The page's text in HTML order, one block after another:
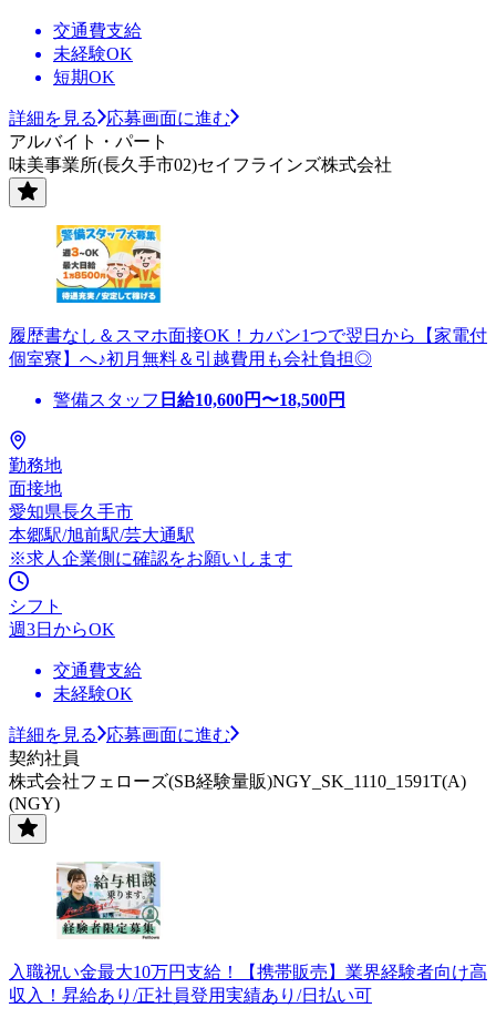
交通費支給
未経験OK
短期OK
詳細を見る
応募画面に進む
アルバイト・パート
味美事業所(長久手市02)セイフラインズ株式会社
履歴書なし＆スマホ面接OK！カバン1つで翌日から【家電付
個室寮】へ♪初月無料＆引越費用も会社負担◎
警備スタッフ 日給10,600円〜18,500円
勤務地
面接地
愛知県長久手市
本郷駅/旭前駅/芸大通駅
※求人企業側に確認をお願いします
シフト
週3日からOK
交通費支給
未経験OK
詳細を見る
応募画面に進む
契約社員
株式会社フェローズ(SB経験量販)NGY_SK_1110_1591T(A)
(NGY)
入職祝い金最大10万円支給！【携帯販売】業界経験者向け高
収入！昇給あり/正社員登用実績あり/日払い可